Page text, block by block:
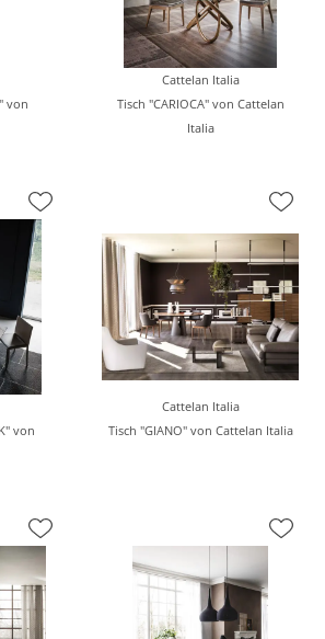
von
Cattelan Italia
Tisch "CARIOCA" von Cattelan
Italia
von
Cattelan Italia
Tisch "GIANO" von Cattelan Italia